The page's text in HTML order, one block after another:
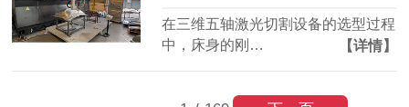
在三维五轴激光切割设备的选型过程
中，床身的刚…
【详情】